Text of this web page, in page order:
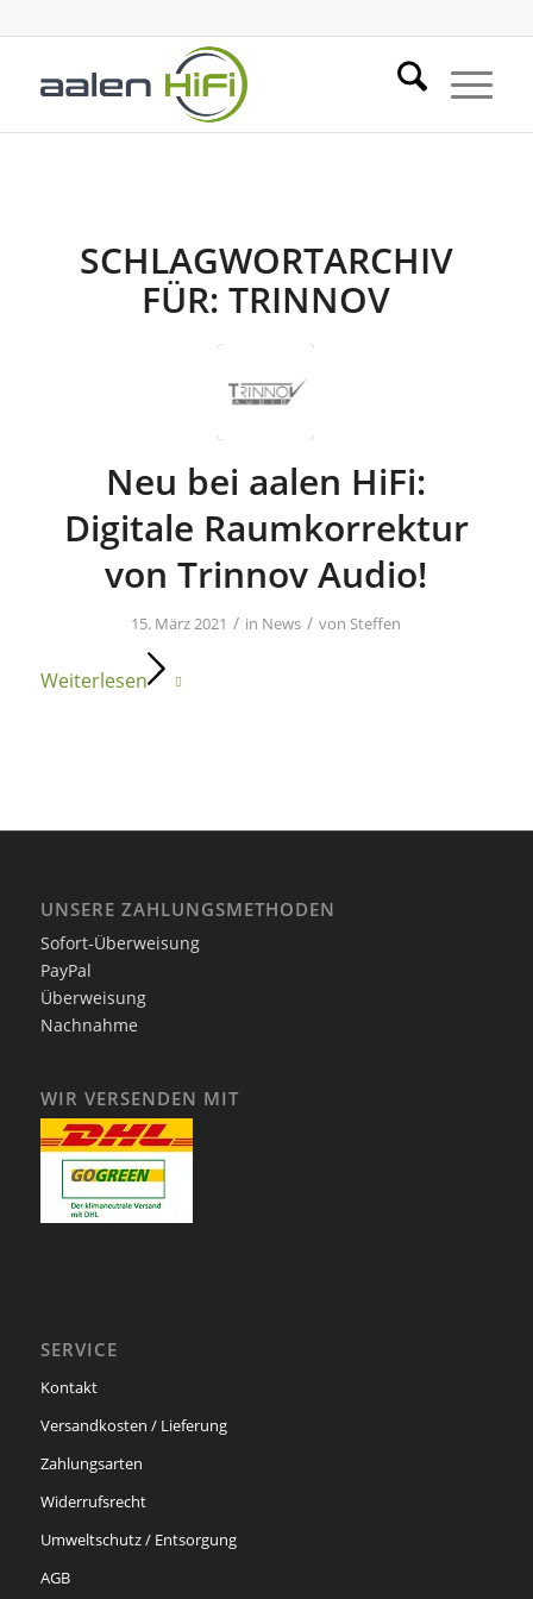
SCHLAGWORTARCHIV
FÜR:TRINNOV
Neu bei aalen HiFi:
Digitale Raumkorrektur
von Trinnov Audio!
15. März 2021 / in News / von Steffen
Weiterlesen
UNSERE ZAHLUNGSMETHODEN
Sofort-Überweisung
PayPal
Überweisung
Nachnahme
WIR VERSENDEN MIT
SERVICE
Kontakt
Versandkosten / Lieferung
Zahlungsarten
Widerrufsrecht
Umweltschutz / Entsorgung
AGB